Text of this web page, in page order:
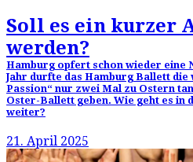
Soll es ein kurzer
werden?
Hamburg opfert schon wieder eine
Jahr durfte das Hamburg Ballett die
Passion“ nur zwei Mal zu Ostern
Oster-Ballett geben. Wie geht es in
weiter?
21. April 2025